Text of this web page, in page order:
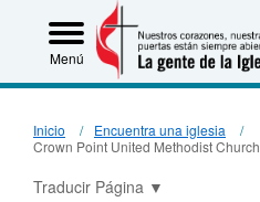
Menú
Inicio
Encuentra una iglesia
Crown Point United Methodist Church
Traducir Página ▼